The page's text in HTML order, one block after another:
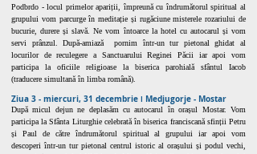
Podbrdo - locul primelor apariții, împreună cu îndrumătorul spiritual al
grupului vom parcurge în meditație și rugăciune misterele rozariului de
bucurie, durere și slavă. Ne vom întoarce la hotel cu autocarul și vom
servi prânzul. După-amiază pornim într-un tur pietonal ghidat al
locurilor de reculegere a Sanctuarului Reginei Păcii iar apoi vom
participa la oficiile religioase la biserica parohială sfântul Iacob
(traducere simultană în limba română).
Ziua 3 - miercuri, 31 decembrie ǀ Medjugorje - Mostar
După micul dejun ne deplasăm cu autocarul în orașul Mostar. Vom
participa la Sfânta Liturghie celebrată în biserica franciscană sfinții Petru
și Paul de către îndrumătorul spiritual al grupului iar apoi vom
descoperi într-un tur pietonal centrul istoric al orașului și podul vechi,